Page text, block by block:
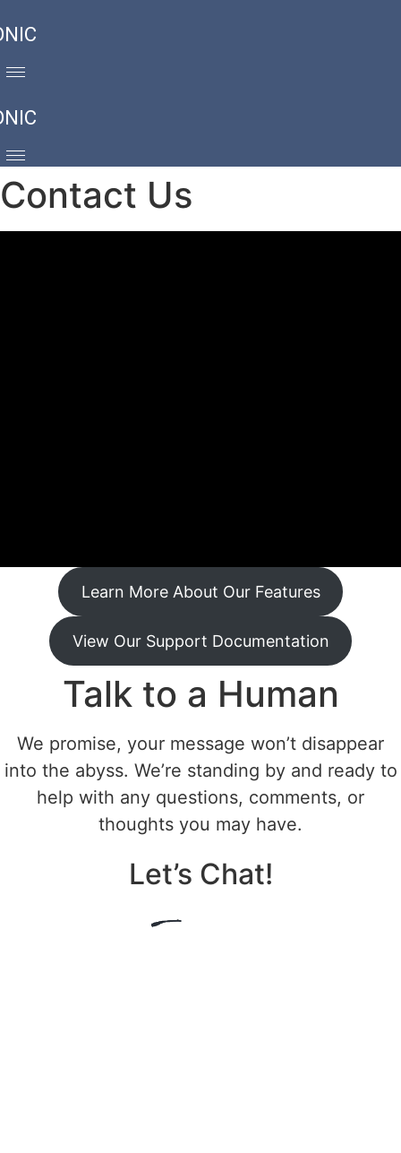
Contact Us
Learn More About Our Features
View Our Support Documentation
Talk to a Human
We promise, your message won’t disappear
into the abyss. We’re standing by and ready to
help with any questions, comments, or
thoughts you may have.
Let’s Chat!